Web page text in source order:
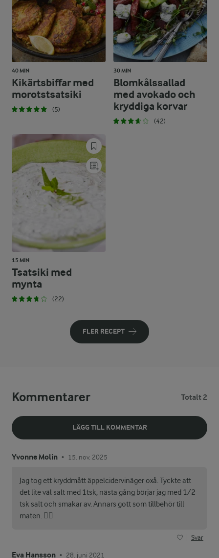
40 MIN
Kikärtsbiffar med
morotstsatsiki
(5)
30 MIN
Blomkålssallad
med avokado och
kryddiga korvar
(42)
15 MIN
Tsatsiki med
mynta
(22)
FLER RECEPT
Kommentarer Totalt 2
LÄGG TILL KOMMENTAR
Yvonne Molin • 15. nov. 2025
Jag tog ett kryddmått äppelcidervinäger oxå. Tyckte att
det lite väl salt med 1tsk, nästa gång börjar jag med 1/2
tsk salt och smakar av. Annars gott som tillbehör till
maten. 👍🏻
Svar
Eva Hansson • 28. juni 2021